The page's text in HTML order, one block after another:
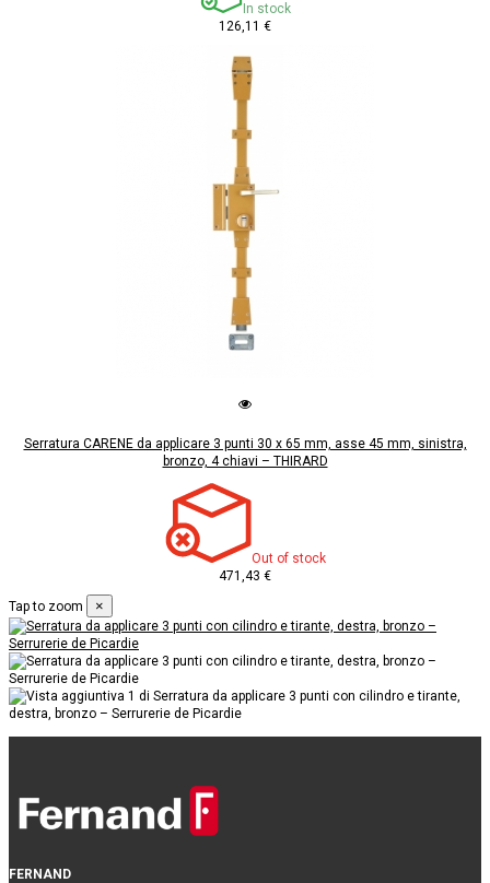
In stock
126,11 €
Serratura CARENE da applicare 3 punti 30 x 65 mm, asse 45 mm, sinistra,
bronzo, 4 chiavi – THIRARD
Out of stock
471,43 €
Tap to zoom
×
FERNAND